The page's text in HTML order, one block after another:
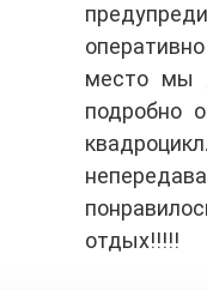
место мы
подробно
отдых!!!!!